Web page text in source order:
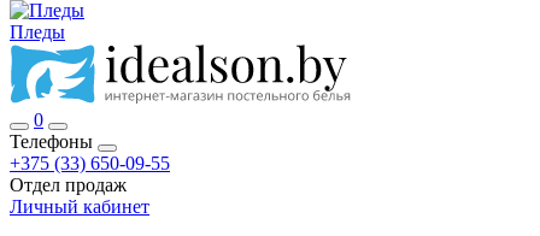
Пледы
0
Телефоны
+375 (33) 650-09-55
Отдел продаж
Личный кабинет